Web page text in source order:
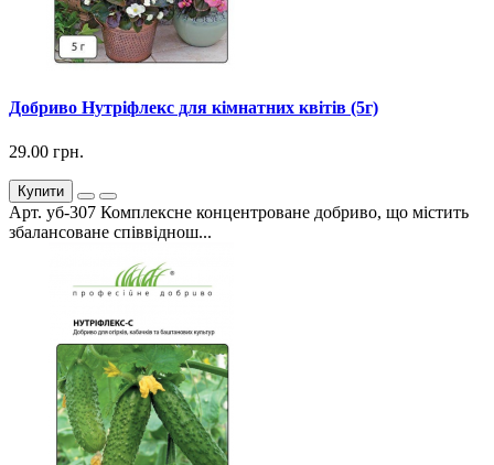
Добриво Нутріфлекс для кімнатних квітів (5г)
29.00 грн.
Купити
Арт. уб-307 Комплексне концентроване добриво, що містить
збалансоване співвіднош...